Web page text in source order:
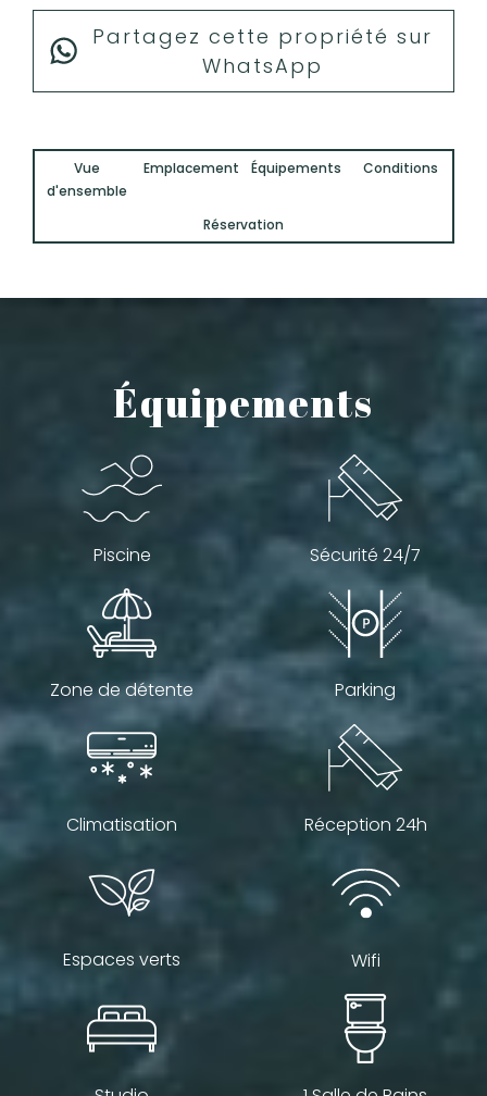
Partagez cette propriété sur
WhatsApp
Vue
d'ensemble
Emplacement Équipements Conditions
Réservation
Équipements
Piscine Sécurité 24/7
Zone de détente Parking
Climatisation Réception 24h
Espaces verts Wifi